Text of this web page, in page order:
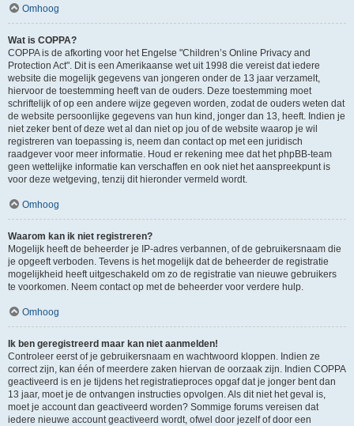
Omhoog
Wat is COPPA?
COPPA is de afkorting voor het Engelse "Children’s Online Privacy and
Protection Act". Dit is een Amerikaanse wet uit 1998 die vereist dat iedere
website die mogelijk gegevens van jongeren onder de 13 jaar verzamelt,
hiervoor de toestemming heeft van de ouders. Deze toestemming moet
schriftelijk of op een andere wijze gegeven worden, zodat de ouders weten dat
de website persoonlijke gegevens van hun kind, jonger dan 13, heeft. Indien je
niet zeker bent of deze wet al dan niet op jou of de website waarop je wil
registreren van toepassing is, neem dan contact op met een juridisch
raadgever voor meer informatie. Houd er rekening mee dat het phpBB-team
geen wettelijke informatie kan verschaffen en ook niet het aanspreekpunt is
voor deze wetgeving, tenzij dit hieronder vermeld wordt.
Omhoog
Waarom kan ik niet registreren?
Mogelijk heeft de beheerder je IP-adres verbannen, of de gebruikersnaam die
je opgeeft verboden. Tevens is het mogelijk dat de beheerder de registratie
mogelijkheid heeft uitgeschakeld om zo de registratie van nieuwe gebruikers
te voorkomen. Neem contact op met de beheerder voor verdere hulp.
Omhoog
Ik ben geregistreerd maar kan niet aanmelden!
Controleer eerst of je gebruikersnaam en wachtwoord kloppen. Indien ze
correct zijn, kan één of meerdere zaken hiervan de oorzaak zijn. Indien COPPA
geactiveerd is en je tijdens het registratieproces opgaf dat je jonger bent dan
13 jaar, moet je de ontvangen instructies opvolgen. Als dit niet het geval is,
moet je account dan geactiveerd worden? Sommige forums vereisen dat
iedere nieuwe account geactiveerd wordt, ofwel door jezelf of door een